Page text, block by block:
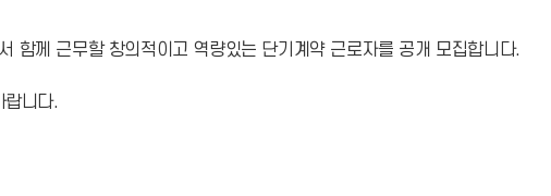
함께 근무할 창의적이고 역량있는 단기계약 근로자를 공개 모집합니다.
니다.